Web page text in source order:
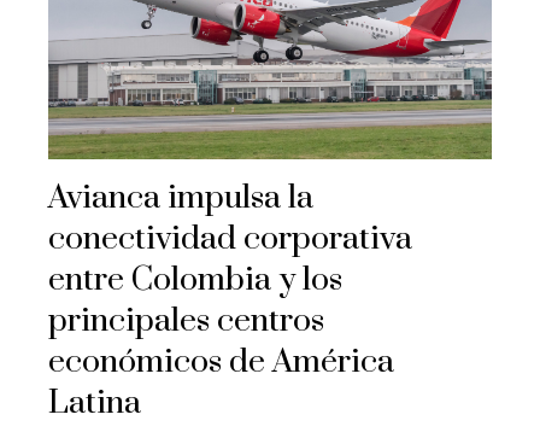
Avianca impulsa la
conectividad corporativa
entre Colombia y los
principales centros
económicos de América
Latina